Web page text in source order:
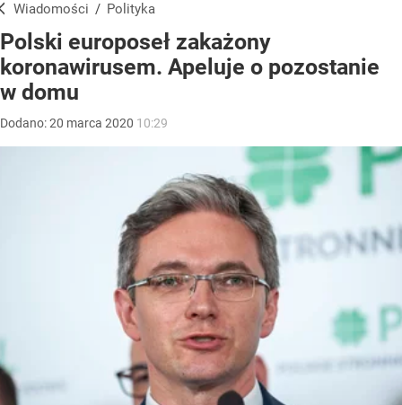
Wiadomości / Polityka
Polski europoseł zakażony
koronawirusem. Apeluje o pozostanie
w domu
Dodano:20 marca 2020 10:29